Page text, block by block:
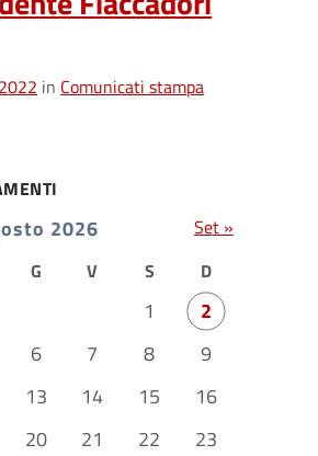
in Comunicati stampa
2026
G V S D
1
2
6 7 8
9
13 14 15
16
20 21 22
23
Set »